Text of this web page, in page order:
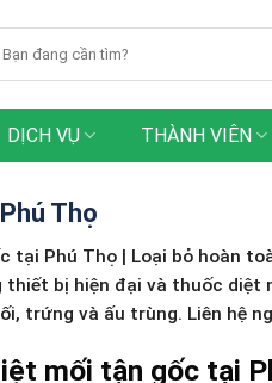
DỊCH VỤ THÀNH VIÊN
Thọ
tại Phú Thọ | Loại bỏ hoàn
bị hiện đại và thuốc diệt
trứng và ấu trùng. Liên hệ
mối tận gốc tại